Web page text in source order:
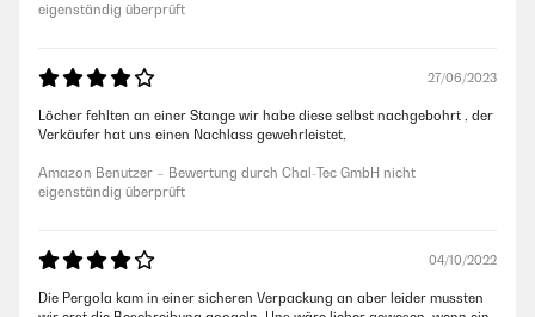
eigenständig überprüft
27/06/2023
Löcher fehlten an einer Stange wir habe diese selbst nachgebohrt , der
Verkäufer hat uns einen Nachlass gewehrleistet,
Amazon Benutzer – Bewertung durch Chal-Tec GmbH nicht
eigenständig überprüft
04/10/2022
Die Pergola kam in einer sicheren Verpackung an aber leider mussten